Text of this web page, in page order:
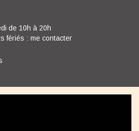
de 10h à 20h
fériés : me contacter